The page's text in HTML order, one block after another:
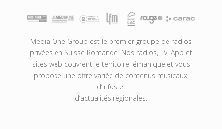
Media One Group est le premier groupe de radios
privées en Suisse Romande. Nos radios, TV, App et
sites web couvrent le territoire lémanique et vous
propose une offre variée de contenus musicaux,
d’infos et
d’actualités régionales.